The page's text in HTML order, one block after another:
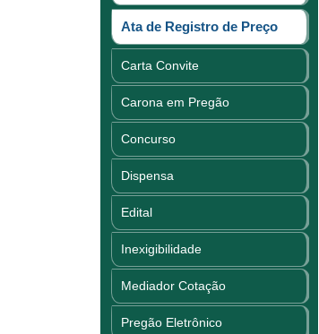
Ata de Registro de Preço
Carta Convite
Carona em Pregão
Concurso
Dispensa
Edital
Inexigibilidade
Mediador Cotação
Pregão Eletrônico